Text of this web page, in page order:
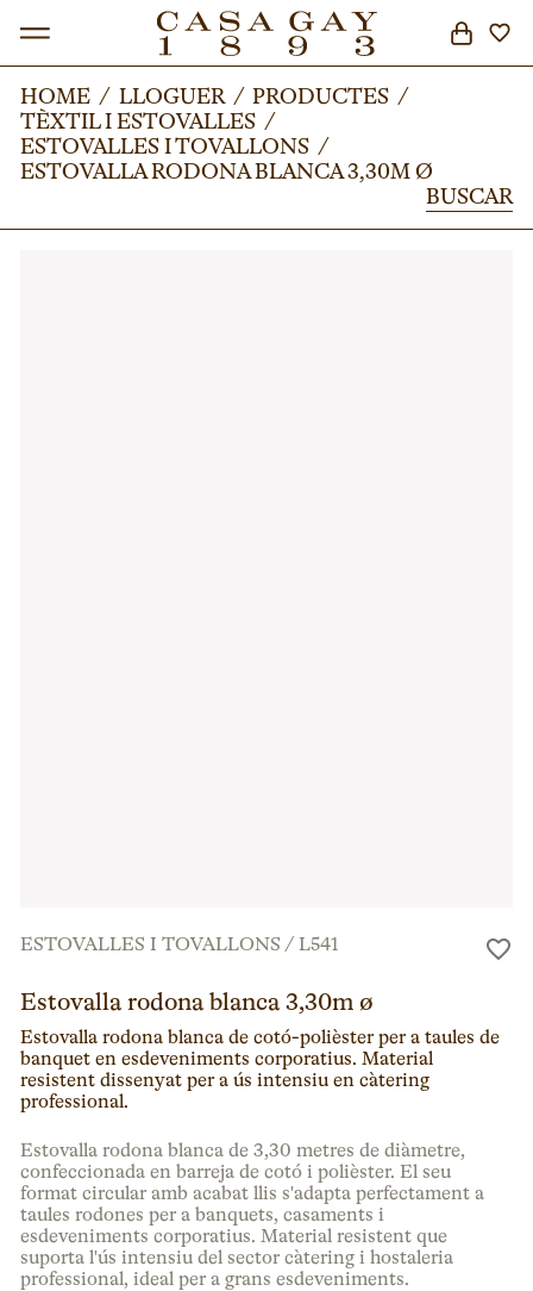
BUSCAR
HOME / LLOGUER / PRODUCTES /
TÈXTIL I ESTOVALLES /
ESTOVALLES I TOVALLONS /
ESTOVALLA RODONA BLANCA 3,30M Ø
BUSCAR
HOME / LLOGUER / PRODUCTES /
TÈXTIL I ESTOVALLES /
ESTOVALLES I TOVALLONS /
ESTOVALLA RODONA BLANCA 3,30M Ø
BUSCAR
ESTOVALLES I TOVALLONS /L541
Estovalla rodona blanca 3,30m ø
Estovalla rodona blanca de cotó-polièster per a taules de
banquet en esdeveniments corporatius. Material
resistent dissenyat per a ús intensiu en càtering
professional.
Estovalla rodona blanca de 3,30 metres de diàmetre,
confeccionada en barreja de cotó i polièster. El seu
format circular amb acabat llis s'adapta perfectament a
taules rodones per a banquets, casaments i
esdeveniments corporatius. Material resistent que
suporta l'ús intensiu del sector càtering i hostaleria
professional, ideal per a grans esdeveniments.